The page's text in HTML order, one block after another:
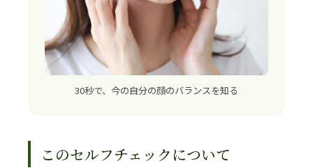
30秒で、今の自分の顔のバランスを知る
このセルフチェックについて